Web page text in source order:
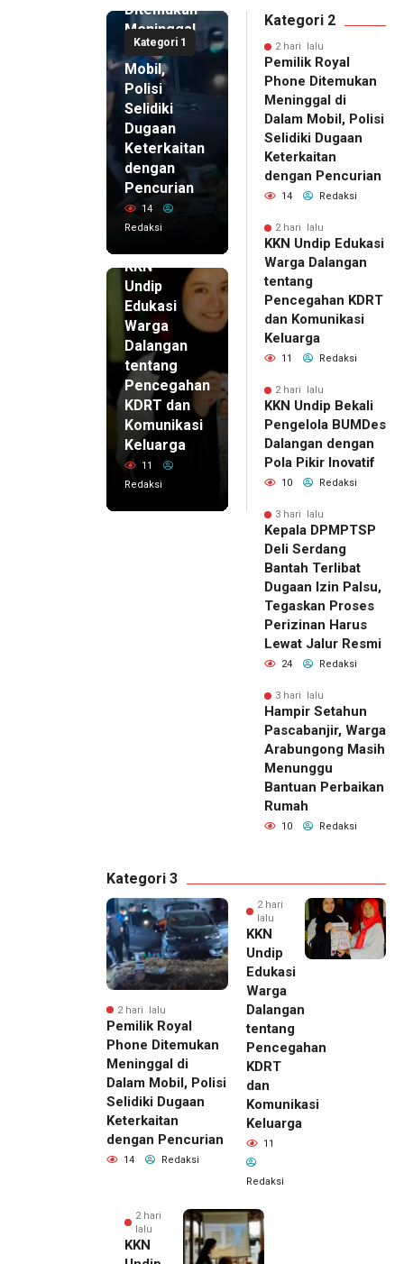
Kategori 1
Ditemukan
Meninggal
di Dalam
Mobil,
Polisi
Selidiki
Dugaan
Keterkaitan
dengan
Pencurian
14
Redaksi
KKN
Undip
Edukasi
Warga
Dalangan
tentang
Pencegahan
KDRT dan
Komunikasi
Keluarga
11
Redaksi
Kategori 2
2 hari lalu
Pemilik Royal
Phone Ditemukan
Meninggal di
Dalam Mobil, Polisi
Selidiki Dugaan
Keterkaitan
dengan Pencurian
14 Redaksi
2 hari lalu
KKN Undip Edukasi
Warga Dalangan
tentang
Pencegahan KDRT
dan Komunikasi
Keluarga
11 Redaksi
2 hari lalu
KKN Undip Bekali
Pengelola BUMDes
Dalangan dengan
Pola Pikir Inovatif
10 Redaksi
3 hari lalu
Kepala DPMPTSP
Deli Serdang
Bantah Terlibat
Dugaan Izin Palsu,
Tegaskan Proses
Perizinan Harus
Lewat Jalur Resmi
24 Redaksi
3 hari lalu
Hampir Setahun
Pascabanjir, Warga
Arabungong Masih
Menunggu
Bantuan Perbaikan
Rumah
10 Redaksi
Kategori 3
2 hari lalu
Pemilik Royal
Phone Ditemukan
Meninggal di
Dalam Mobil, Polisi
Selidiki Dugaan
Keterkaitan
dengan Pencurian
14 Redaksi
2 hari
lalu
KKN
Undip
Edukasi
Warga
Dalangan
tentang
Pencegahan
KDRT
dan
Komunikasi
Keluarga
11
Redaksi
2 hari
lalu
KKN